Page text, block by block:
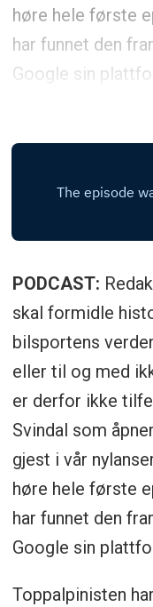
høre hele første
har funnet den
Google sin
PODCAST:
skal formidle
bilsportens
eller til og med
er derfor ikke
Svindal som
gjest i vår
høre hele første
har funnet den
Google sin
Toppalpinisten